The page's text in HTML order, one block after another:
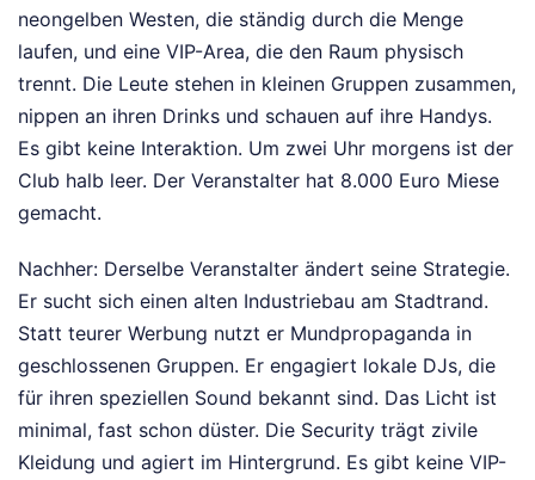
neongelben Westen, die ständig durch die Menge
laufen, und eine VIP-Area, die den Raum physisch
trennt. Die Leute stehen in kleinen Gruppen zusammen,
nippen an ihren Drinks und schauen auf ihre Handys.
Es gibt keine Interaktion. Um zwei Uhr morgens ist der
Club halb leer. Der Veranstalter hat 8.000 Euro Miese
gemacht.
Nachher: Derselbe Veranstalter ändert seine Strategie.
Er sucht sich einen alten Industriebau am Stadtrand.
Statt teurer Werbung nutzt er Mundpropaganda in
geschlossenen Gruppen. Er engagiert lokale DJs, die
für ihren speziellen Sound bekannt sind. Das Licht ist
minimal, fast schon düster. Die Security trägt zivile
Kleidung und agiert im Hintergrund. Es gibt keine VIP-